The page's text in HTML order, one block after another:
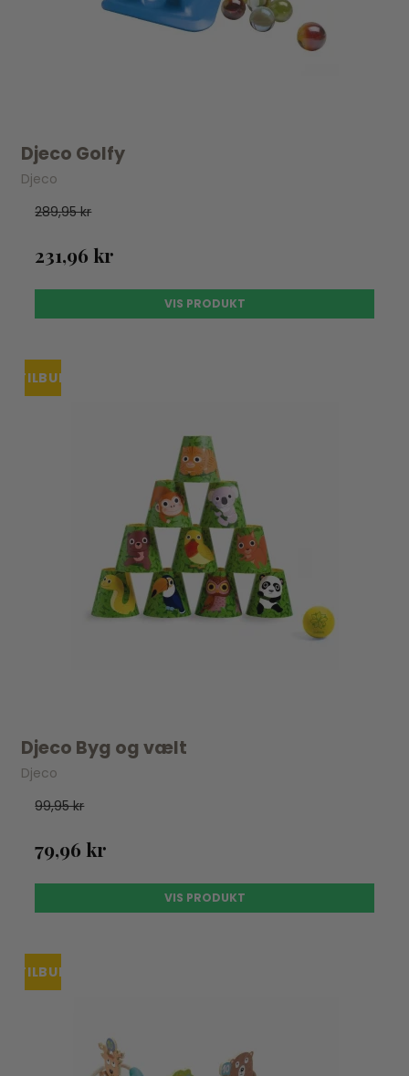
Djeco Golfy
Djeco
289,95 kr
231,96 kr
VIS PRODUKT
TILBUD
Djeco Byg og vælt
Djeco
99,95 kr
79,96 kr
VIS PRODUKT
TILBUD